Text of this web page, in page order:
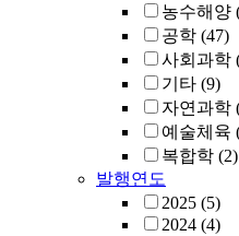
농수해양
공학 (47)
사회과학
기타 (9)
자연과학
예술체육
복합학 (2)
발행연도
2025 (5)
2024 (4)